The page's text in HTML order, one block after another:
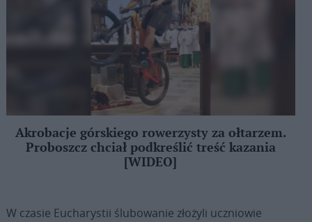
Akrobacje górskiego rowerzysty za ołtarzem.
Proboszcz chciał podkreślić treść kazania
[WIDEO]
W czasie Eucharystii ślubowanie złożyli uczniowie